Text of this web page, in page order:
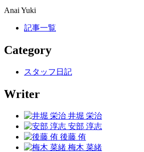
Anai Yuki
記事一覧
Category
スタッフ日記
Writer
井堀 栄治
安部 淳志
後藤 侑
梅木 菜緒